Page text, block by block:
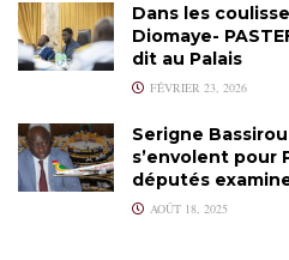
Dans les
Diomaye-
dit au Palais
FÉVRIER 23, 2026
Serigne
s’envolent pour
députés
AOÛT 18, 2025